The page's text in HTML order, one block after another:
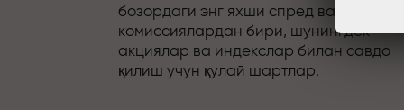
бозордаги энг яхши спред ва
комиссиялардан бири, шунингдек
акциялар ва индекслар билан савдо
қилиш учун қулай шартлар.